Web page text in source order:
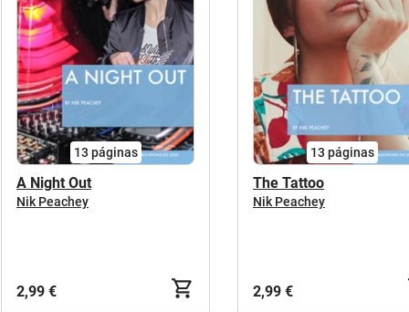
13 páginas
A Night Out
Nik Peachey
2,99 €
13 páginas
The Tattoo
Nik Peachey
2,99 €